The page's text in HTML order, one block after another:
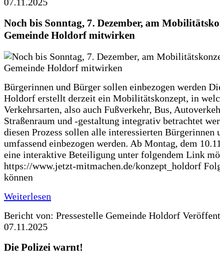
Noch bis Sonntag, 7. Dezember, am
Gemeinde Holdorf mitwirken
Bürgerinnen und Bürger sollen einbezogen werden
Holdorf erstellt derzeit ein Mobilitätskonzept, in
Verkehrsarten, also auch Fußverkehr, Bus,
Straßenraum und -gestaltung integrativ betrachtet
diesen Prozess sollen alle interessierten Bürgerinnen
umfassend einbezogen werden. Ab Montag, dem
eine interaktive Beteiligung unter folgendem Link
https://www.jetzt-mitmachen.de/konzept_holdorf
können
Weiterlesen
Bericht von: Pressestelle Gemeinde Holdorf
07.11.2025
Die Polizei warnt!